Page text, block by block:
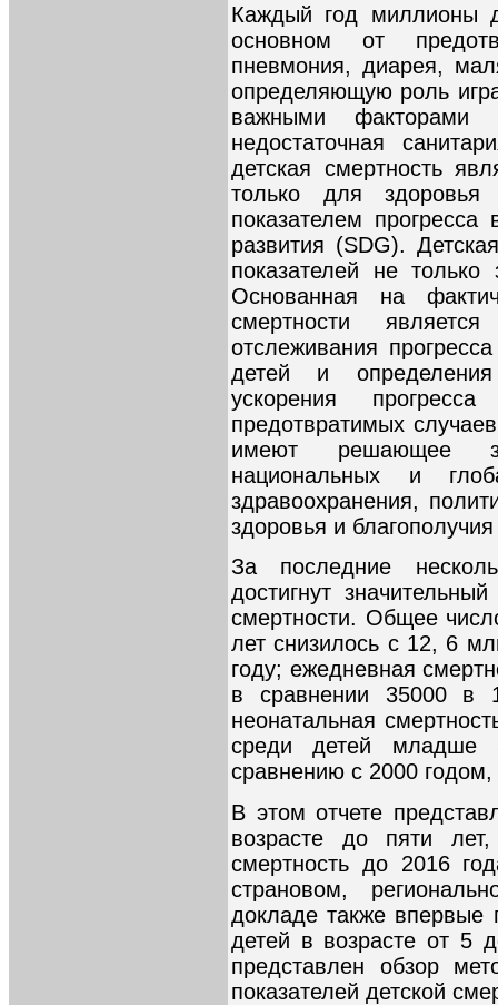
Каждый год миллионы
основном от
пневмония, диарея,
определяющую роль
важными факторами
недостаточная
детская смертность
только для
показателем
развития (SDG).
показателей не только
Основанная на
смертности
отслеживания
детей и
ускорения
предотвратимых
имеют решающее
национальных и
здравоохранения,
здоровья и
За последние
достигнут
смертности. Общее
лет снизилось с 12, 6
году; ежедневная
в сравнении 35000 в
неонатальная
среди детей младше
сравнению с 2000 годом,
В этом отчете
возрасте до пяти
смертность до 2016
страновом,
докладе также впервые
детей в возрасте от 5
представлен обзор
показателей детской